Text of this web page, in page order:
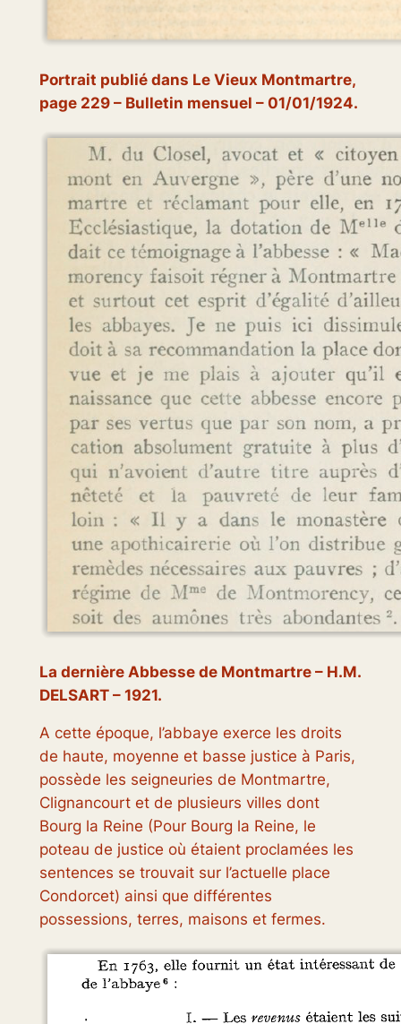
Portrait publié dans Le Vieux Montmartre,
page 229 – Bulletin mensuel – 01/01/1924.
La dernière Abbesse de Montmartre– H.M.
DELSART – 1921.
A cette époque, l’abbaye exerce les droits
de haute, moyenne et basse justice à Paris,
possède les seigneuries de Montmartre,
Clignancourt et de plusieurs villes dont
Bourg la Reine (Pour Bourg la Reine, le
poteau de justice où étaient proclamées les
sentences se trouvait sur l’actuelle place
Condorcet) ainsi que différentes
possessions, terres, maisons et fermes.